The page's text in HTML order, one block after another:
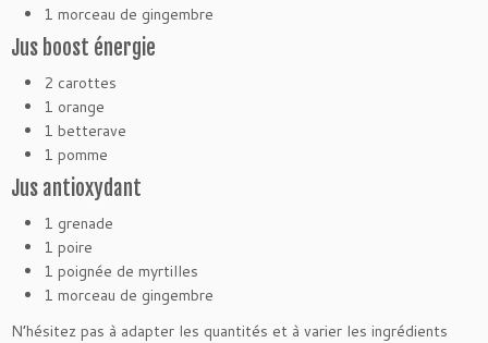
1 morceau de gingembre
Jus boost énergie
2 carottes
1 orange
1 betterave
1 pomme
Jus antioxydant
1 grenade
1 poire
1 poignée de myrtilles
1 morceau de gingembre
N’hésitez pas à adapter les quantités et à varier les ingrédients